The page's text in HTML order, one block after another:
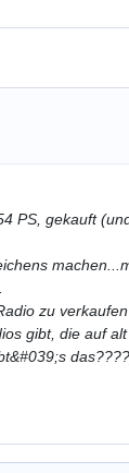
PS, gekauft
zu
gibt, die auf